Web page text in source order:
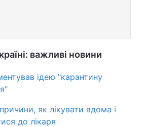
важливі новини
ідею "карантину
як лікувати вдома і
до лікаря